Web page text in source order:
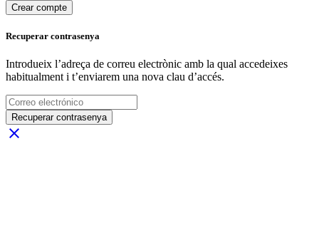
Crear compte
Recuperar contrasenya
Introdueix l’adreça de correu electrònic amb la qual accedeixes
habitualment i t’enviarem una nova clau d’accés.
Recuperar contrasenya
close